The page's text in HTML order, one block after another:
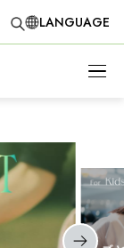
LANGUAGE